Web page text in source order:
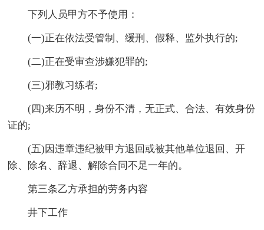
下列人员甲方不予使用：
(一)正在依法受管制、缓刑、假释、监外执行的;
(二)正在受审查涉嫌犯罪的;
(三)邪教习练者;
(四)来历不明，身份不清，无正式、合法、有效身份
证的;
(五)因违章违纪被甲方退回或被其他单位退回、开
除、除名、辞退、解除合同不足一年的。
第三条乙方承担的劳务内容
井下工作